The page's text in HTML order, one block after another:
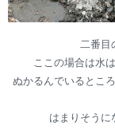
二番目
ここの場合は水
ぬかるんでいるとこ
はまりそうに